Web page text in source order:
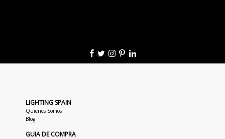
LIGHTING SPAIN
Quienes Somos
Blog
GUIA DE COMPRA